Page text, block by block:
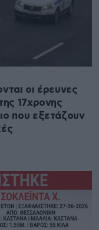
οι έρευνες
17χρονης
που εξετάζουν